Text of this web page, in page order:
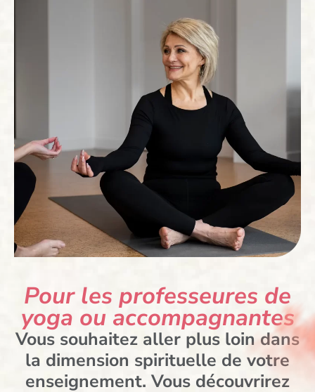
Pour les professeures de
yoga ou accompagnantes
Vous souhaitez aller plus loin dans
la dimension spirituelle de votre
enseignement. Vous découvrirez